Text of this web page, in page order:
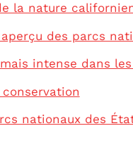
la nature
des parcs
intense dans
nationaux des